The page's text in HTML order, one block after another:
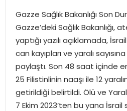
İDEAL SPOR
YAŞAM
MAGAZIN
SAĞLIK
Gazze Sağlık Bakanlığı Son
Gazze’deki Sağlık Bakanlığı,
yaptığı yazılı açıklamada,
can kayıpları ve yaralı
paylaştı. Son 48 saat içinde
25 Filistinlinin naaşı ile 12
getirildiği belirtildi. Ölü ve
7 Ekim 2023’ten bu yana İsrail